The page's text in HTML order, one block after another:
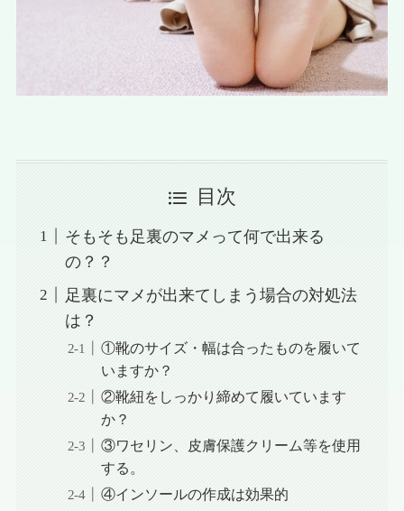
目次
そもそも足裏のマメって何で出来る
の？？
足裏にマメが出来てしまう場合の対処法
は？
①靴のサイズ・幅は合ったものを履いて
いますか？
②靴紐をしっかり締めて履いています
か？
③ワセリン、皮膚保護クリーム等を使用
する。
④インソールの作成は効果的